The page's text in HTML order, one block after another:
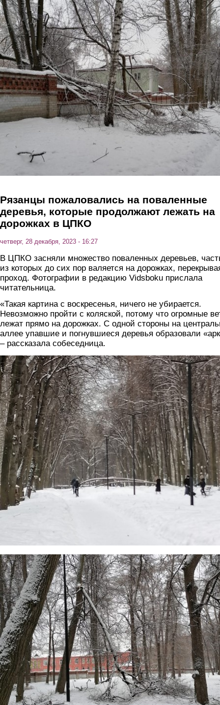
Перейти к основному содержанию
Рязанцы пожаловались на поваленные
деревья, которые продолжают лежать на
дорожках в ЦПКО
четверг, 28 декабря, 2023 - 16:27
В ЦПКО засняли множество поваленных деревьев,
из которых до сих пор валяется на дорожках,
проход. Фотографии в редакцию Vidsboku прислала
читательница.
«Такая картина с воскресенья, ничего не убирается.
Невозможно пройти с коляской, потому что огромные
лежат прямо на дорожках. С одной стороны на
аллее упавшие и погнувшиеся деревья образовали
– рассказала собеседница.
100_derevev1.jpg
100_derevev2.jpg